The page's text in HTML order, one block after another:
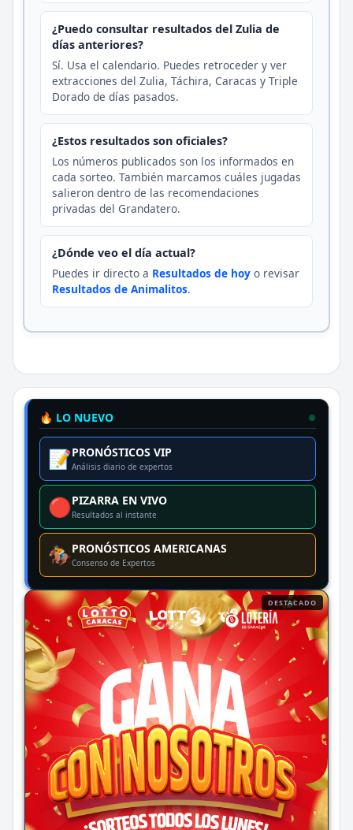
¿Puedo consultar resultados del Zulia de
días anteriores?
Sí. Usa el calendario. Puedes retroceder y ver
extracciones del Zulia, Táchira, Caracas y Triple
Dorado de días pasados.
¿Estos resultados son oficiales?
Los números publicados son los informados en
cada sorteo. También marcamos cuáles jugadas
salieron dentro de las recomendaciones
privadas del Grandatero.
¿Dónde veo el día actual?
Puedes ir directo a Resultados de hoy o revisar
Resultados de Animalitos.
🔥 LO NUEVO
📝PRONÓSTICOS VIP
Análisis diario de expertos
🔴PIZARRA EN VIVO
Resultados al instante
🏇PRONÓSTICOS AMERICANAS
Consenso de Expertos
DESTACADO